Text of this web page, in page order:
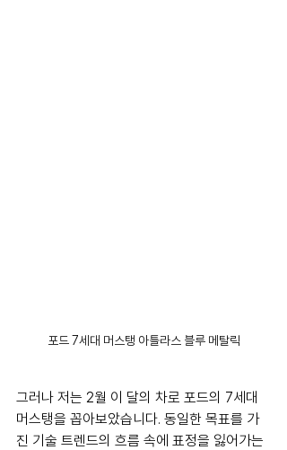
포드 7세대 머스탱 아틀라스 블루 메탈릭
그러나 저는 2월 이 달의 차로 포드의 7세대
머스탱을 꼽아보았습니다. 동일한 목표를 가
진 기술 트렌드의 흐름 속에 표정을 잃어가는